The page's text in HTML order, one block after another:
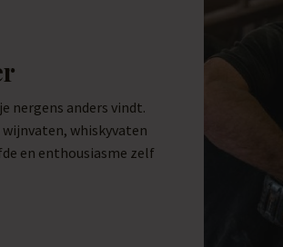
nergens anders vindt.
whiskyvaten
en enthousiasme zelf